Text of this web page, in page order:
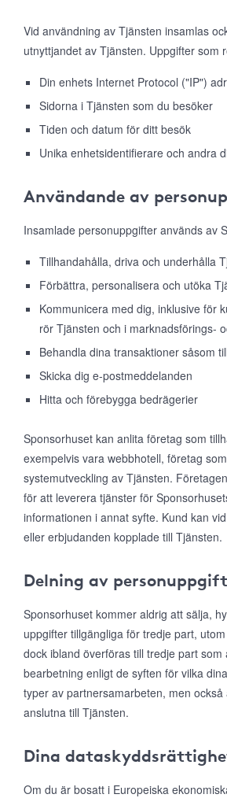
Vid användning av Tjänsten insamlas
utnyttjandet av Tjänsten. Uppgifter som
Din enhets Internet Protocol ("IP")
Sidorna i Tjänsten som du besöker
Tiden och datum för ditt besök
Unika enhetsidentifierare och andra
Användande av
Insamlade personuppgifter används av
Tillhandahålla, driva och underhålla
Förbättra, personalisera och utöka
Kommunicera med dig, inklusive för
rör Tjänsten och i marknadsförings-
Behandla dina transaktioner såsom
Skicka dig e-postmeddelanden
Hitta och förebygga bedrägerier
Sponsorhuset kan anlita företag som
exempelvis vara webbhotell, företag
systemutveckling av Tjänsten.
för att leverera tjänster för
informationen i annat syfte. Kund kan
eller erbjudanden kopplade till Tjänsten.
Delning av
Sponsorhuset kommer aldrig att sälja,
uppgifter tillgängliga för tredje part,
dock ibland överföras till tredje part
bearbetning enligt de syften för vilka
typer av partnersamarbeten, men
anslutna till Tjänsten.
Dina
Om du är bosatt i Europeiska